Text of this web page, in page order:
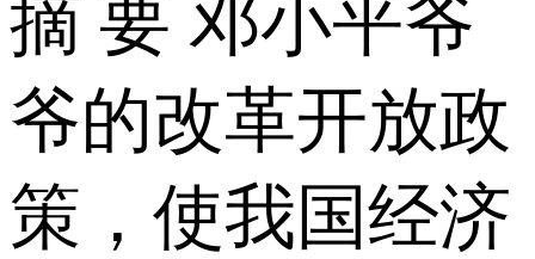
摘 要 邓小平爷
爷的改革开放政
策，使我国经济